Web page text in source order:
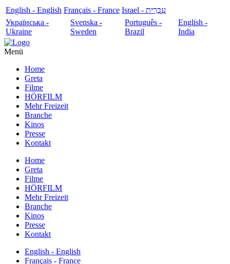
English - English Français - France
עִבְרִית - Israel
Українська -
Ukraine
Svenska -
Sweden
Português -
Brazil
English -
India
Menü
Home
Greta
Filme
HÖRFILM
Mehr Freizeit
Branche
Kinos
Presse
Kontakt
Home
Greta
Filme
HÖRFILM
Mehr Freizeit
Branche
Kinos
Presse
Kontakt
English - English
Français - France